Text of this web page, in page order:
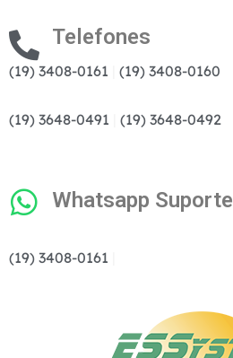
Telefones
(19) 3408-0161 (19) 3408-0160
(19) 3648-0491 (19) 3648-0492
Whatsapp Suporte
(19) 3408-0161